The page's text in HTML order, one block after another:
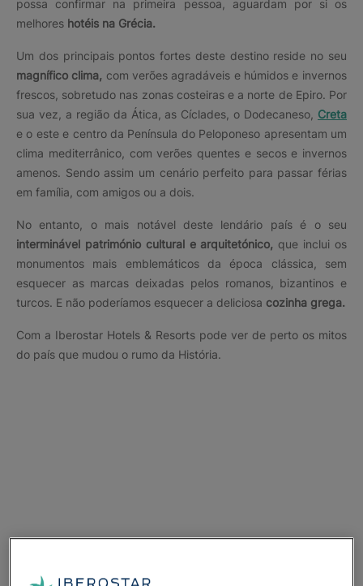
possa confirmar na primeira pessoa, aguardam por si os
melhores hotéis na Grécia.
Um dos principais pontos fortes deste destino reside no seu
magnífico clima, com verões agradáveis e húmidos e invernos
frescos, sobretudo nas zonas costeiras e a norte de Epiro. Por
sua vez, a região da Ática, as Cíclades, o Dodecaneso, Creta
e o este e centro da Península do Peloponeso apresentam um
clima mediterrânico, com verões quentes e secos e invernos
amenos. Sendo assim um cenário perfeito para passar férias
em família, com amigos ou a dois.
No entanto, o mais notável deste lendário país é o seu
interminável património cultural e arquitetónico, que inclui os
monumentos mais emblemáticos da época clássica, sem
esquecer as marcas deixadas pelos romanos, bizantinos e
turcos. E não poderíamos esquecer a deliciosa cozinha grega.
Com a Iberostar Hotels & Resorts pode ver de perto os mitos
do país que mudou o rumo da História.